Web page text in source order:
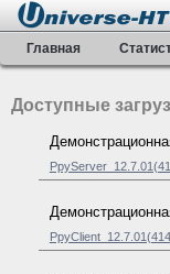
Главная
Доступные